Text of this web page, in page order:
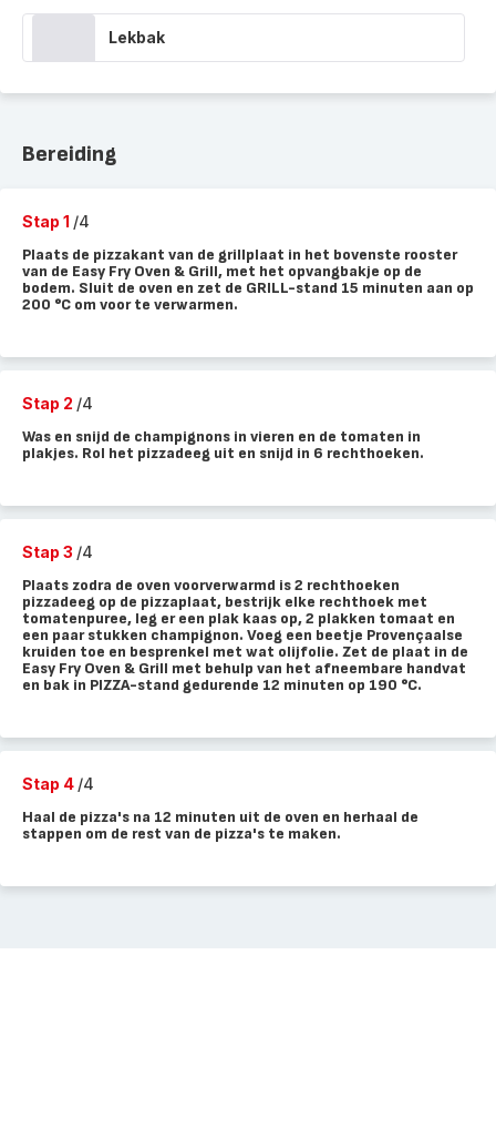
Lekbak
Bereiding
Stap 1 /4
Plaats de pizzakant van de grillplaat in het bovenste rooster
van de Easy Fry Oven & Grill, met het opvangbakje op de
bodem. Sluit de oven en zet de GRILL-stand 15 minuten aan op
200 °C om voor te verwarmen.
Stap 2 /4
Was en snijd de champignons in vieren en de tomaten in
plakjes. Rol het pizzadeeg uit en snijd in 6 rechthoeken.
Stap 3 /4
Plaats zodra de oven voorverwarmd is 2 rechthoeken
pizzadeeg op de pizzaplaat, bestrijk elke rechthoek met
tomatenpuree, leg er een plak kaas op, 2 plakken tomaat en
een paar stukken champignon. Voeg een beetje Provençaalse
kruiden toe en besprenkel met wat olijfolie. Zet de plaat in de
Easy Fry Oven & Grill met behulp van het afneembare handvat
en bak in PIZZA-stand gedurende 12 minuten op 190 °C.
Stap 4 /4
Haal de pizza's na 12 minuten uit de oven en herhaal de
stappen om de rest van de pizza's te maken.